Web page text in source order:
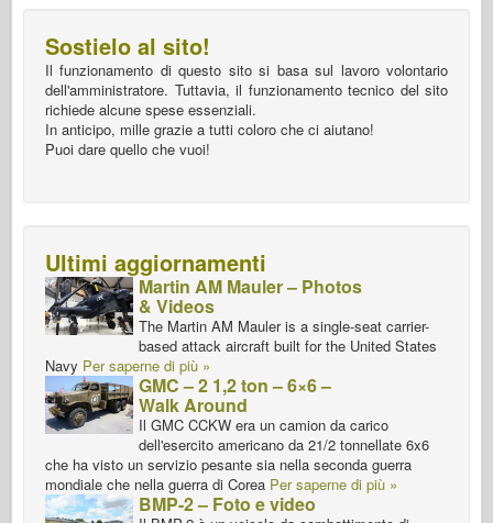
Sostielo al sito!
Il funzionamento di questo sito si basa sul lavoro volontario
dell'amministratore. Tuttavia, il funzionamento tecnico del sito
richiede alcune spese essenziali.
In anticipo, mille grazie a tutti coloro che ci aiutano!
Puoi dare quello che vuoi!
Ultimi aggiornamenti
Martin AM Mauler – Photos
& Videos
The Martin AM Mauler is a single-seat carrier-
based attack aircraft built for the United States
Navy Per saperne di più »
GMC – 2 1,2 ton – 6×6 –
Walk Around
Il GMC CCKW era un camion da carico
dell'esercito americano da 21/2 tonnellate 6x6
che ha visto un servizio pesante sia nella seconda guerra
mondiale che nella guerra di Corea Per saperne di più »
BMP-2 – Foto e video